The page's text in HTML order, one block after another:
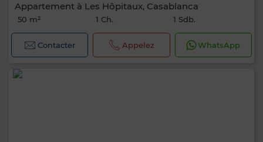
Appartement à Les Hôpitaux, Casablanca
50 m² 1 Ch. 1 Sdb.
Contacter Appelez WhatsApp